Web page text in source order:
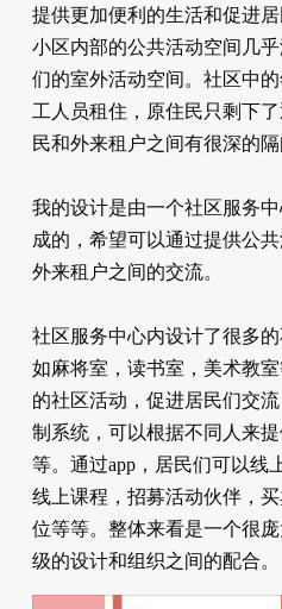
提供更加便利的生活和促进
小区内部的公共活动空间几
们的室外活动空间。社区中
工人员租住，原住民只剩下
民和外来租户之间有很深的隔
我的设计是由一个社区服务
成的，希望可以通过提供公
外来租户之间的交流。
社区服务中心内设计了很多
如麻将室，读书室，美术教
的社区活动，促进居民们交
制系统，可以根据不同人来
等。通过app，居民们可以线
线上课程，招募活动伙伴，
位等等。整体来看是一个很
级的设计和组织之间的配合。